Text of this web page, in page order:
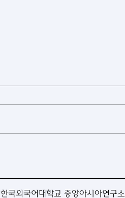
한국외국어대학교 중앙아시아연구소